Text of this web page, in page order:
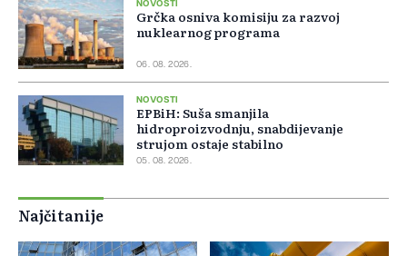
NOVOSTI
Grčka osniva komisiju za razvoj
nuklearnog programa
06. 08. 2026.
NOVOSTI
EPBiH: Suša smanjila
hidroproizvodnju, snabdijevanje
strujom ostaje stabilno
05. 08. 2026.
Najčitanije